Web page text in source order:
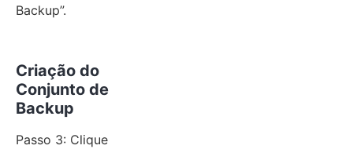
Backup”.
Criação do
Conjunto de
Backup
Passo 3: Clique